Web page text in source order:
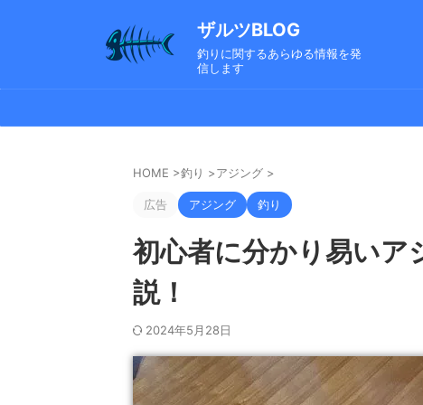
ザルツBLOG
釣りに関するあらゆる情報を発
信します
HOME >釣り >アジング >
広告 アジング 釣り
初心者に分かり易いア
説！
2024年5月28日